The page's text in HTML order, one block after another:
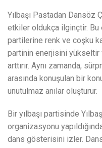
Yılbaşı Pastadan Dansöz
etkiler oldukça ilginçtir. Bu
partilerine renk ve coşku
partinin enerjisini
arttırır. Aynı zamanda,
arasında konuşulan bir
unutulmaz anılar oluşturur.
Bir yılbaşı partisinde
organizasyonu
dans gösterisini izler.